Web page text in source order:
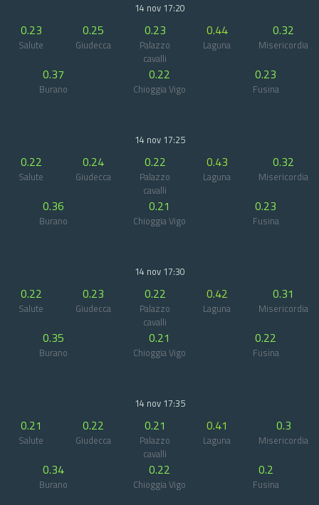
14 nov 17:20
0.23
Salute
0.25
Giudecca
0.23
Palazzo
cavalli
0.44
Laguna
0.32
Misericordia
0.37
Burano
0.22
Chioggia Vigo
0.23
Fusina
14 nov 17:25
0.22
Salute
0.24
Giudecca
0.22
Palazzo
cavalli
0.43
Laguna
0.32
Misericordia
0.36
Burano
0.21
Chioggia Vigo
0.23
Fusina
14 nov 17:30
0.22
Salute
0.23
Giudecca
0.22
Palazzo
cavalli
0.42
Laguna
0.31
Misericordia
0.35
Burano
0.21
Chioggia Vigo
0.22
Fusina
14 nov 17:35
0.21
Salute
0.22
Giudecca
0.21
Palazzo
cavalli
0.41
Laguna
0.3
Misericordia
0.34
Burano
0.22
Chioggia Vigo
0.2
Fusina